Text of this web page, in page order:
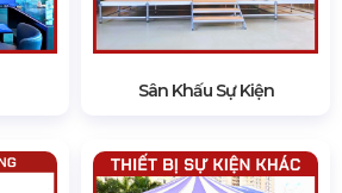
Sân Khấu Sự Kiện